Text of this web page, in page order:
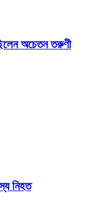
অচেতন তরুণী
নিহত